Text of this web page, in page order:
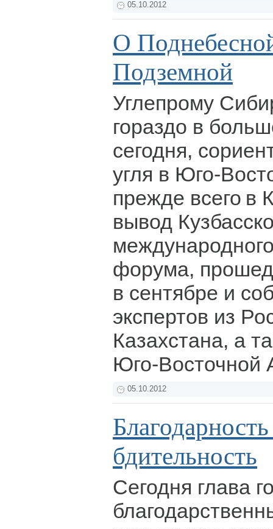
05.10.2012
О
Подземной
Углепрому
гораздо в
сегодня,
угля в Юго-
прежде всего в
вывод
форума,
в сентябре и
экспертов из
Казахстана, а
Юго-Восточной
05.10.2012
Благодарность
бдительность
Сегодня глава